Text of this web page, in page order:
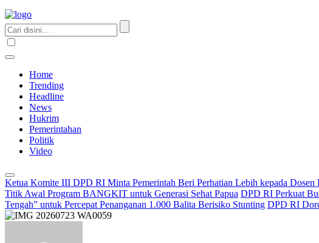
Home
Trending
Headline
News
Hukrim
Pemerintahan
Politik
Video
Ketua Komite III DPD RI Minta Pemerintah Beri Perhatian Lebih kepada Dosen
Titik Awal Program BANGKIT untuk Generasi Sehat Papua DPD RI Perkuat
Tengah” untuk Percepat Penanganan 1.000 Balita Berisiko Stunting DPD RI